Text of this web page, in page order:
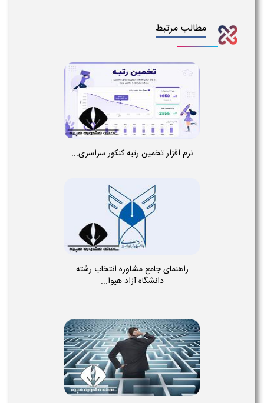
مطالب مرتبط
نرم افزار تخمین رتبه کنکور سراسری...
راهنمای جامع مشاوره انتخاب رشته
دانشگاه آزاد هیوا...